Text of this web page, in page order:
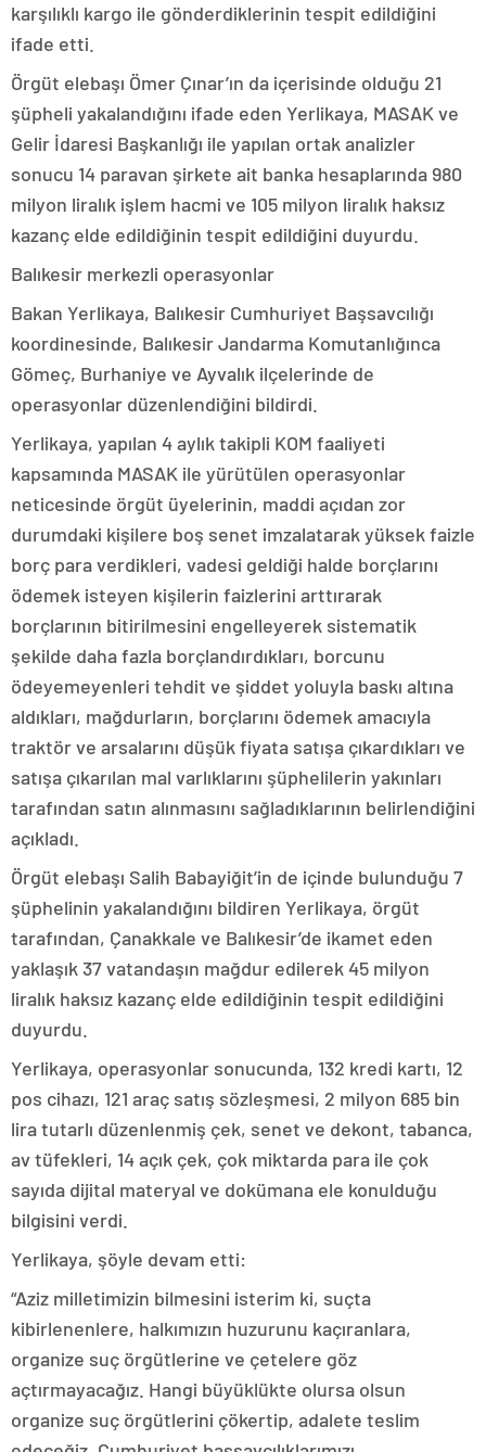
karşılıklı kargo ile gönderdiklerinin tespit edildiğini
ifade etti.
Örgüt elebaşı Ömer Çınar’ın da içerisinde olduğu 21
şüpheli yakalandığını ifade eden Yerlikaya, MASAK ve
Gelir İdaresi Başkanlığı ile yapılan ortak analizler
sonucu 14 paravan şirkete ait banka hesaplarında 980
milyon liralık işlem hacmi ve 105 milyon liralık haksız
kazanç elde edildiğinin tespit edildiğini duyurdu.
Balıkesir merkezli operasyonlar
Bakan Yerlikaya, Balıkesir Cumhuriyet Başsavcılığı
koordinesinde, Balıkesir Jandarma Komutanlığınca
Gömeç, Burhaniye ve Ayvalık ilçelerinde de
operasyonlar düzenlendiğini bildirdi.
Yerlikaya, yapılan 4 aylık takipli KOM faaliyeti
kapsamında MASAK ile yürütülen operasyonlar
neticesinde örgüt üyelerinin, maddi açıdan zor
durumdaki kişilere boş senet imzalatarak yüksek faizle
borç para verdikleri, vadesi geldiği halde borçlarını
ödemek isteyen kişilerin faizlerini arttırarak
borçlarının bitirilmesini engelleyerek sistematik
şekilde daha fazla borçlandırdıkları, borcunu
ödeyemeyenleri tehdit ve şiddet yoluyla baskı altına
aldıkları, mağdurların, borçlarını ödemek amacıyla
traktör ve arsalarını düşük fiyata satışa çıkardıkları ve
satışa çıkarılan mal varlıklarını şüphelilerin yakınları
tarafından satın alınmasını sağladıklarının belirlendiğini
açıkladı.
Örgüt elebaşı Salih Babayiğit’in de içinde bulunduğu 7
şüphelinin yakalandığını bildiren Yerlikaya, örgüt
tarafından, Çanakkale ve Balıkesir’de ikamet eden
yaklaşık 37 vatandaşın mağdur edilerek 45 milyon
liralık haksız kazanç elde edildiğinin tespit edildiğini
duyurdu.
Yerlikaya, operasyonlar sonucunda, 132 kredi kartı, 12
pos cihazı, 121 araç satış sözleşmesi, 2 milyon 685 bin
lira tutarlı düzenlenmiş çek, senet ve dekont, tabanca,
av tüfekleri, 14 açık çek, çok miktarda para ile çok
sayıda dijital materyal ve dokümana ele konulduğu
bilgisini verdi.
Yerlikaya, şöyle devam etti:
“Aziz milletimizin bilmesini isterim ki, suçta
kibirlenenlere, halkımızın huzurunu kaçıranlara,
organize suç örgütlerine ve çetelere göz
açtırmayacağız. Hangi büyüklükte olursa olsun
organize suç örgütlerini çökertip, adalete teslim